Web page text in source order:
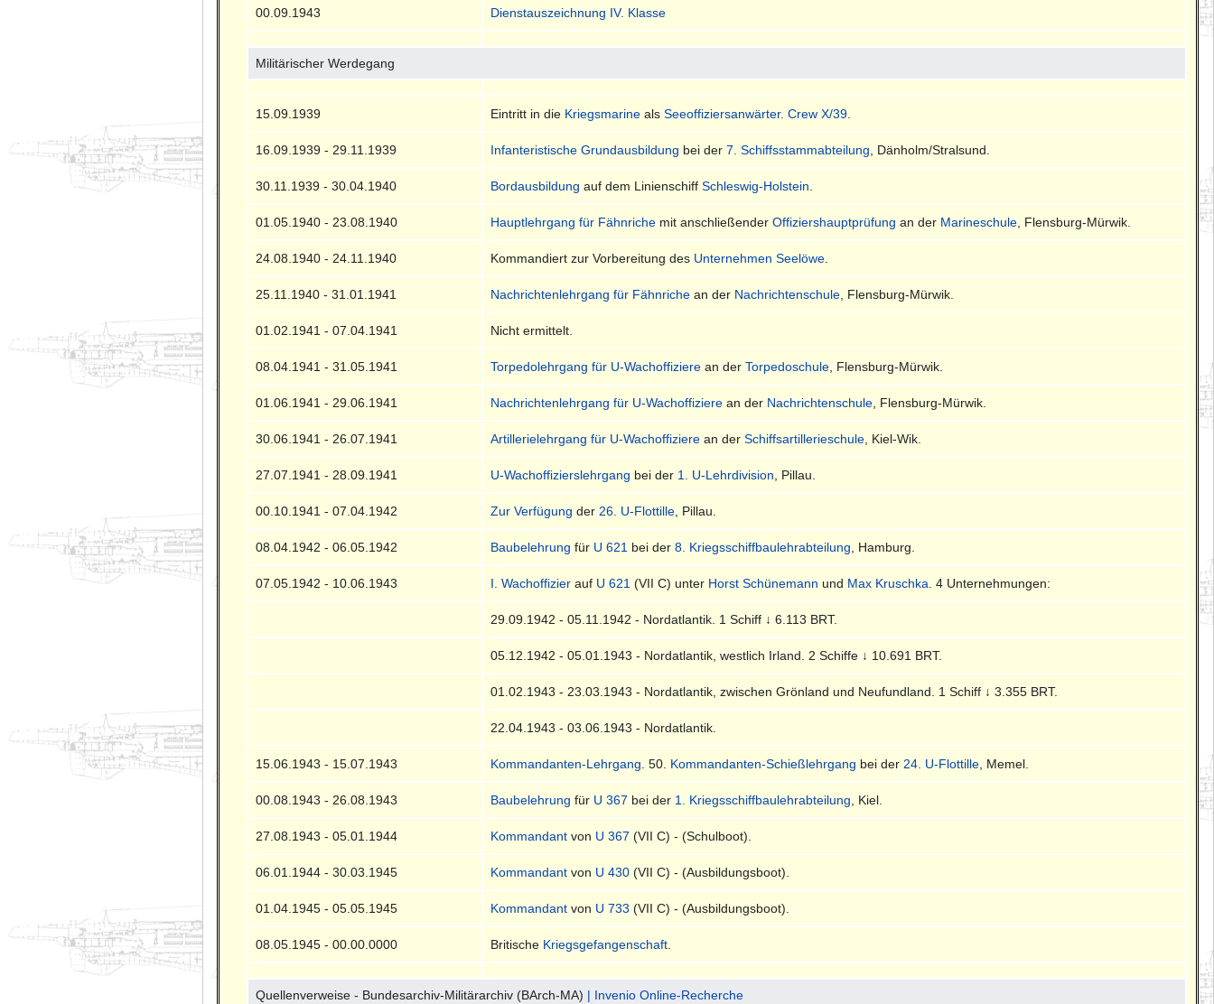
00.09.1943 Dienstauszeichnung IV. Klasse
Militärischer Werdegang
15.09.1939 Eintritt in die Kriegsmarine alsSeeoffiziersanwärter.Crew X/39
16.09.1939 - 29.11.1939 Infanteristische Grundausbildung bei der7. Schiffsstammabteilung , Dänholm/Stralsund.
30.11.1939 - 30.04.1940 Bordausbildung auf dem LinienschiffSchleswig-Holstein
01.05.1940 - 23.08.1940 Hauptlehrgang für Fähnriche mit anschließenderOffiziershauptprüfung an der Marineschule , Flensburg-Mürwik.
24.08.1940 - 24.11.1940 Kommandiert zur Vorbereitung des Unternehmen Seelöwe
25.11.1940 - 31.01.1941 Nachrichtenlehrgang für Fähnriche an der Nachrichtenschule , Flensburg-Mürwik.
01.02.1941 - 07.04.1941 Nicht ermittelt.
08.04.1941 - 31.05.1941 Torpedolehrgang für U-Wachoffiziere an derTorpedoschule , Flensburg-Mürwik.
01.06.1941 - 29.06.1941 Nachrichtenlehrgang für U-Wachoffiziere an der Nachrichtenschule , Flensburg-Mürwik.
30.06.1941 - 26.07.1941 Artillerielehrgang für U-Wachoffiziere an derSchiffsartillerieschule , Kiel-Wik.
27.07.1941 - 28.09.1941 U-Wachoffizierslehrgang bei der 1. U-Lehrdivision , Pillau.
00.10.1941 - 07.04.1942 Zur Verfügung der 26. U-Flottille , Pillau.
08.04.1942 - 06.05.1942 Baubelehrung für U 621 bei der8. Kriegsschiffbaulehrabteilung , Hamburg.
07.05.1942 - 10.06.1943 I. Wachoffizier auf U 621 (VII C) unter Horst Schünemann und Max Kruschka . 4 Unternehmungen:
29.09.1942 - 05.11.1942 - Nordatlantik. 1 Schiff ↓ 6.113 BRT.
05.12.1942 - 05.01.1943 - Nordatlantik, westlich Irland. 2 Schiffe ↓ 10.691 BRT.
01.02.1943 - 23.03.1943 - Nordatlantik, zwischen Grönland und Neufundland. 1 Schiff ↓ 3.355 BRT.
22.04.1943 - 03.06.1943 - Nordatlantik.
15.06.1943 - 15.07.1943 Kommandanten-Lehrgang . 50. Kommandanten-Schießlehrgang bei der 24. U-Flottille , Memel.
00.08.1943 - 26.08.1943 Baubelehrung für U 367 bei der 1. Kriegsschiffbaulehrabteilung , Kiel.
27.08.1943 - 05.01.1944 Kommandant von U 367 (VII C) - (Schulboot).
06.01.1944 - 30.03.1945 Kommandant von U 430 (VII C) - (Ausbildungsboot).
01.04.1945 - 05.05.1945 Kommandant von U 733 (VII C) - (Ausbildungsboot).
08.05.1945 - 00.00.0000 Britische Kriegsgefangenschaft
Quellenverweise - Bundesarchiv-Militärarchiv (BArch-MA) | Invenio Online-Recherche